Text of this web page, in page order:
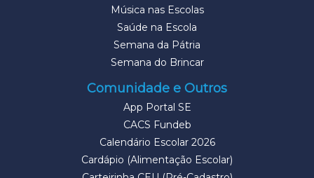
Música nas Escolas
Saúde na Escola
Semana da Pátria
Semana do Brincar
Comunidade e Outros
App Portal SE
CACS Fundeb
Calendário Escolar 2026
Cardápio (Alimentação Escolar)